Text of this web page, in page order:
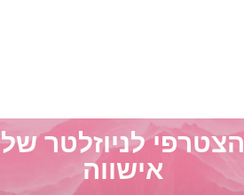
הצטרפי לניוזלטר של
אישווה